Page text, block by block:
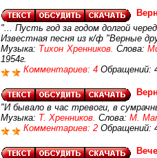
"... Пусть год за годом долгой
Известная песня из к/ф "Верные
Музыка: Тихон Хренников. Слова:
1954г.
Комментариев: 4 Обращений:
"И бывало в час тревоги, в
Музыка: Т. Хренников. Слова: М.
Комментариев: 2 Обращений: